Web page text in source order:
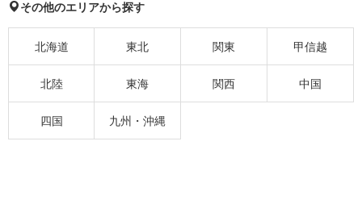
その他のエリアから探す
北海道 東北 関東 甲信越
北陸 東海 関西 中国
四国 九州・沖縄